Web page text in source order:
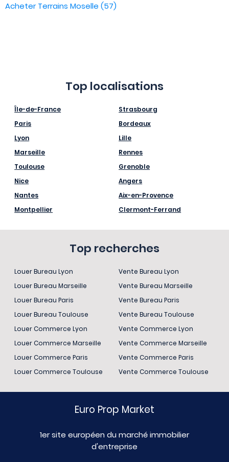
Acheter Terrains Moselle (57)
Top localisations
Île-de-France
Paris
Lyon
Marseille
Toulouse
Nice
Nantes
Montpellier
Strasbourg
Bordeaux
Lille
Rennes
Grenoble
Angers
Aix-en-Provence
Clermont-Ferrand
Top recherches
Louer Bureau Lyon
Louer Bureau Marseille
Louer Bureau Paris
Louer Bureau Toulouse
Louer Commerce Lyon
Louer Commerce Marseille
Louer Commerce Paris
Louer Commerce Toulouse
Vente Bureau Lyon
Vente Bureau Marseille
Vente Bureau Paris
Vente Bureau Toulouse
Vente Commerce Lyon
Vente Commerce Marseille
Vente Commerce Paris
Vente Commerce Toulouse
Euro Prop Market
1er site européen du marché immobilier
d'entreprise